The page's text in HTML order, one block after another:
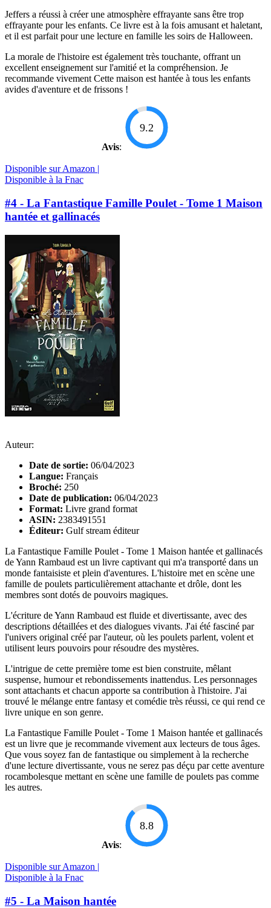
Jeffers a réussi à créer une atmosphère effrayante sans être trop
effrayante pour les enfants. Ce livre est à la fois amusant et haletant,
et il est parfait pour une lecture en famille les soirs de Halloween.
La morale de l'histoire est également très touchante, offrant un
excellent enseignement sur l'amitié et la compréhension. Je
recommande vivement Cette maison est hantée à tous les enfants
avides d'aventure et de frissons !
Avis:
9.2
Disponible sur Amazon |
Disponible à la Fnac
#4 - La Fantastique Famille Poulet - Tome 1 Maison
hantée et gallinacés
Auteur:
Date de sortie: 06/04/2023
Langue: Français
Broché: 250
Date de publication: 06/04/2023
Format: Livre grand format
ASIN: 2383491551
Éditeur: Gulf stream éditeur
La Fantastique Famille Poulet - Tome 1 Maison hantée et gallinacés
de Yann Rambaud est un livre captivant qui m'a transporté dans un
monde fantaisiste et plein d'aventures. L'histoire met en scène une
famille de poulets particulièrement attachante et drôle, dont les
membres sont dotés de pouvoirs magiques.
L'écriture de Yann Rambaud est fluide et divertissante, avec des
descriptions détaillées et des dialogues vivants. J'ai été fasciné par
l'univers original créé par l'auteur, où les poulets parlent, volent et
utilisent leurs pouvoirs pour résoudre des mystères.
L'intrigue de cette première tome est bien construite, mêlant
suspense, humour et rebondissements inattendus. Les personnages
sont attachants et chacun apporte sa contribution à l'histoire. J'ai
trouvé le mélange entre fantasy et comédie très réussi, ce qui rend ce
livre unique en son genre.
La Fantastique Famille Poulet - Tome 1 Maison hantée et gallinacés
est un livre que je recommande vivement aux lecteurs de tous âges.
Que vous soyez fan de fantastique ou simplement à la recherche
d'une lecture divertissante, vous ne serez pas déçu par cette aventure
rocambolesque mettant en scène une famille de poulets pas comme
les autres.
Avis:
8.8
Disponible sur Amazon |
Disponible à la Fnac
#5 - La Maison hantée